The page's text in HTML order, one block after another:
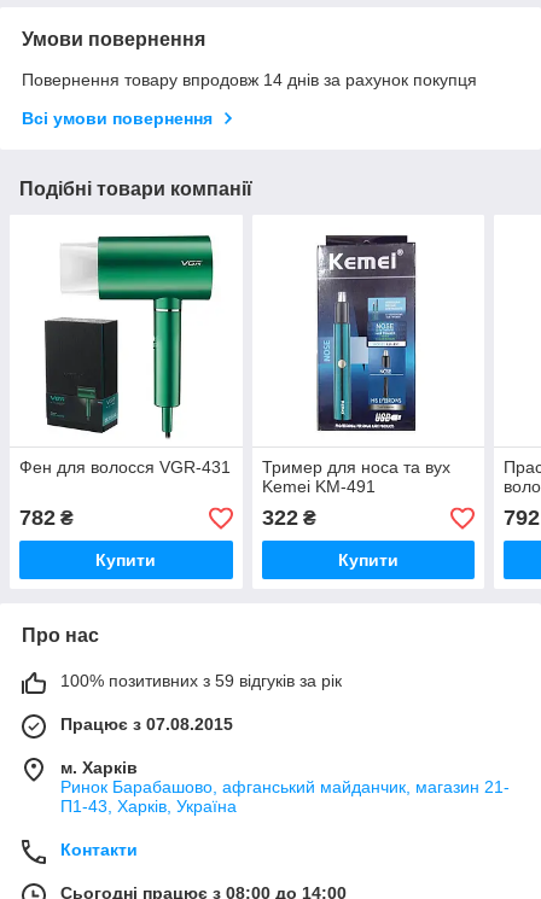
Умови повернення
Повернення товару впродовж 14 днів за рахунок покупця
Всі умови повернення
Подібні товари компанії
Фен для волосся VGR-431
782 ₴
Купити
Тример для носа та вух
Kemei KM-491
322₴
Купити
792
Про нас
100% позитивних з 59 відгуків за рік
Працює з 07.08.2015
м. Харків
Ринок Барабашово, афганський майданчик, магазин 21-
П1-43, Харків, Україна
Контакти
Сьогодні працює з 08:00 до 14:00